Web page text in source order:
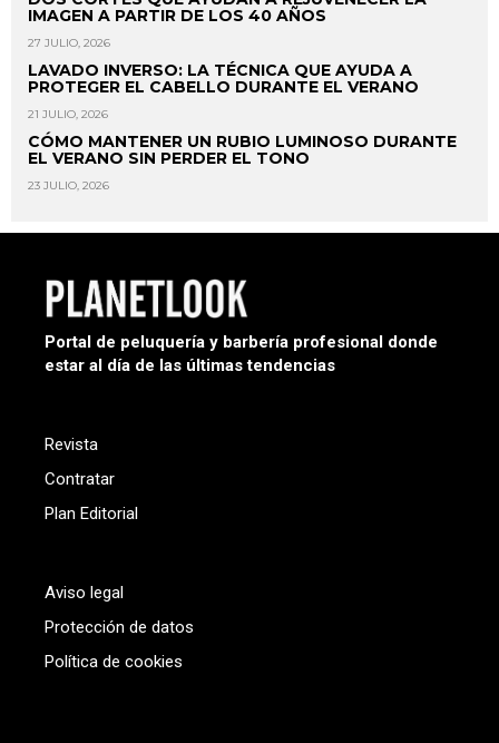
IMAGEN A PARTIR DE LOS 40 AÑOS
27 JULIO, 2026
LAVADO INVERSO: LA TÉCNICA QUE AYUDA A
PROTEGER EL CABELLO DURANTE EL VERANO
21 JULIO, 2026
CÓMO MANTENER UN RUBIO LUMINOSO DURANTE
EL VERANO SIN PERDER EL TONO
23 JULIO, 2026
Portal de peluquería y barbería profesional donde
estar al día de las últimas tendencias
Revista
Contratar
Plan Editorial
Aviso legal
Protección de datos
Política de cookies